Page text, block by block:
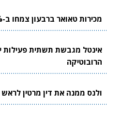
מכירות טאואר ברבעון צמחו ב-24%
אינטל מגבשת תשתית פעילות
הרובוטיקה
ולנס ממנה את דין מרטין